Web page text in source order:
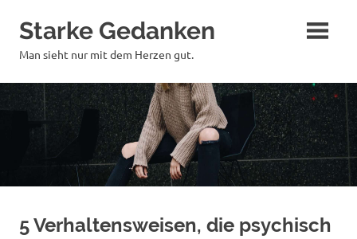
Inhalt
springen
Starke Gedanken
Man sieht nur mit dem Herzen gut.
5 Verhaltensweisen, die psychisch